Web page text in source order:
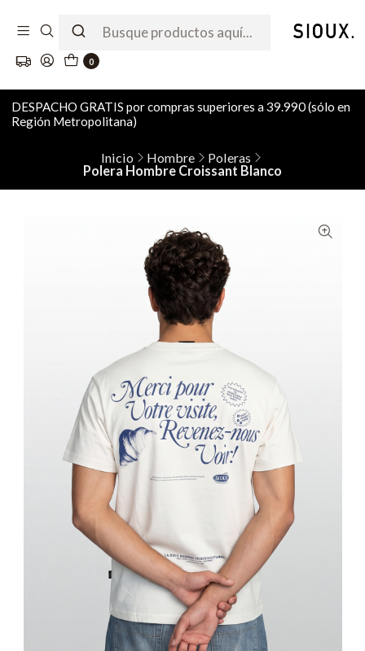
0
DESPACHO GRATIS por compras superiores a 39.990 (sólo en
Región Metropolitana)
Inicio Hombre
Poleras
Polera Hombre Croissant Blanco